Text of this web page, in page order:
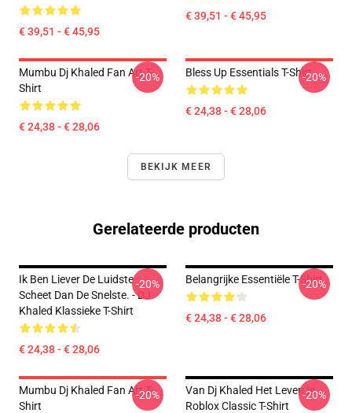
€ 39,51 - € 45,95
€ 39,51 - € 45,95
Mumbu Dj Khaled Fan Art T-
Shirt
€ 24,38 - € 28,06
-20% Bless Up Essentials T-Shirt
€ 24,38 - € 28,06
-20%
BEKIJK MEER
Gerelateerde producten
Ik Ben Liever De Luidste
Scheet Dan De Snelste. - DJ
Khaled Klassieke T-Shirt
€ 24,38 - € 28,06
-20% Belangrijke Essentiële T-Shirt
€ 24,38 - € 28,06
-20%
Mumbu Dj Khaled Fan Art T-
Shirt
-20%
Van Dj Khaled Het Leven Is
Roblox Classic T-Shirt
-20%